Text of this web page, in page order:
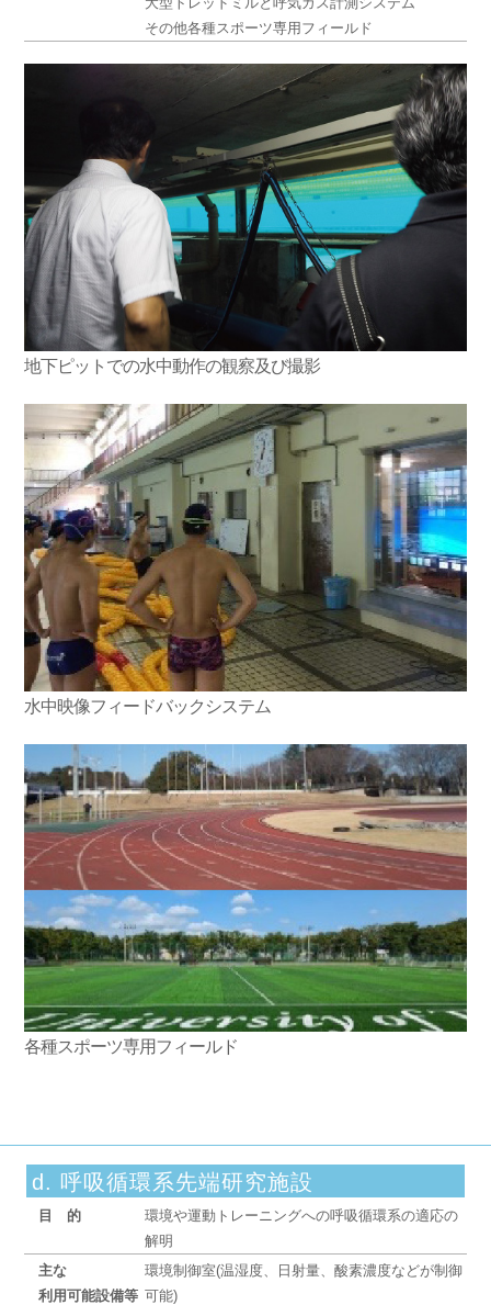
その他各種スポーツ専用フィールド
地下ピットでの水中動作の観察及び撮影
水中映像フィードバックシステム
各種スポーツ専用フィールド
d. 呼吸循環系先端研究施設
目的
環境や運動トレーニングへの呼吸循環系の適応の
解明
主な
利用可能設備等
環境制御室(温湿度、日射量、酸素濃度などが制御
可能)